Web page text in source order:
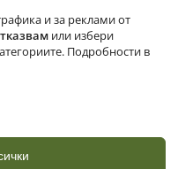
и за реклами от
или избери
Подробности в
за бисквитки (ЕС)